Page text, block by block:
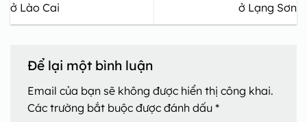
ở Lào Cai
ở Lạng Sơn
Để lại một bình luận
Email của bạn sẽ không được hiển thị công khai.
Các trường bắt buộc được đánh dấu *